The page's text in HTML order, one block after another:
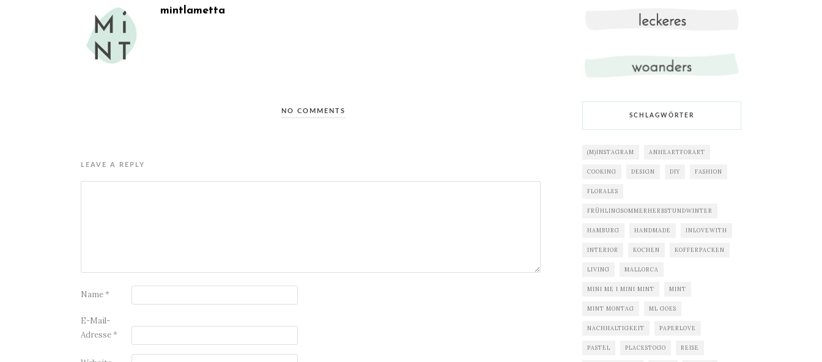
mintlametta
NO COMMENTS
LEAVE A REPLY
Name*
E-Mail-
Adresse*
SCHLAGWÖRTER
(M)INSTAGRAM ANHEARTFORART
COOKING DESIGN DIY FASHION
FLORALES
FRÜHLINGSOMMERHERBSTUNDWINTER
HAMBURG HANDMADE INLOVEWITH
INTERIOR KOCHEN KOFFERPACKEN
LIVING MALLORCA
MINI ME I MINI MINT MINT
MINT MONTAG ML GOES
NACHHALTIGKEIT PAPERLOVE
PASTEL PLACESTOGO REISE